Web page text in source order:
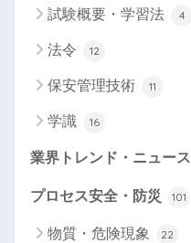
試験概要・学習法 4
法令 12
保安管理技術 11
学識 16
業界トレンド・ニュース
プロセス安全・防災 101
物質・危険現象 22